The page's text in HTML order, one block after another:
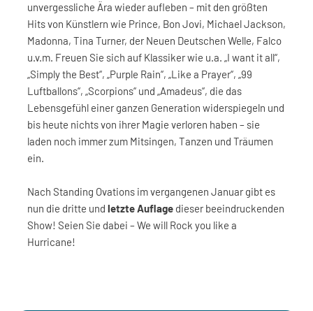
unvergessliche Ära wieder aufleben – mit den größten
Hits von Künstlern wie Prince, Bon Jovi, Michael Jackson,
Madonna, Tina Turner, der Neuen Deutschen Welle, Falco
u.v.m. Freuen Sie sich auf Klassiker wie u.a. „I want it all“,
„Simply the Best“, „Purple Rain“, „Like a Prayer“, „99
Luftballons“, „Scorpions“ und „Amadeus“, die das
Lebensgefühl einer ganzen Generation widerspiegeln und
bis heute nichts von ihrer Magie verloren haben – sie
laden noch immer zum Mitsingen, Tanzen und Träumen
ein.
Nach Standing Ovations im vergangenen Januar gibt es
nun die dritte und letzte Auflage dieser beeindruckenden
Show! Seien Sie dabei – We will Rock you like a
Hurricane!